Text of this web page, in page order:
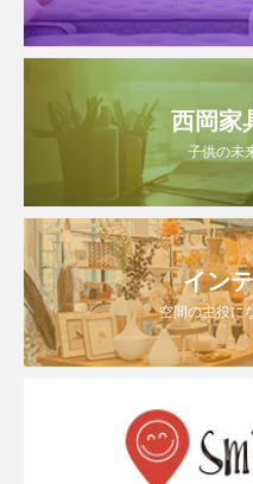
西岡家
子供の未
イン
空間の主役に